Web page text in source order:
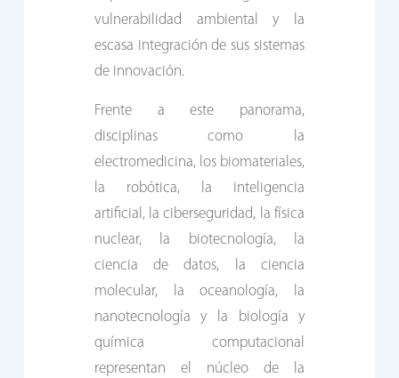
vulnerabilidad ambiental y la
escasa integración de sus sistemas
de innovación.
Frente a este panorama,
disciplinas como la
electromedicina, los biomateriales,
la robótica, la inteligencia
artificial, la ciberseguridad, la física
nuclear, la biotecnología, la
ciencia de datos, la ciencia
molecular, la oceanología, la
nanotecnología y la biología y
química computacional
representan el núcleo de la